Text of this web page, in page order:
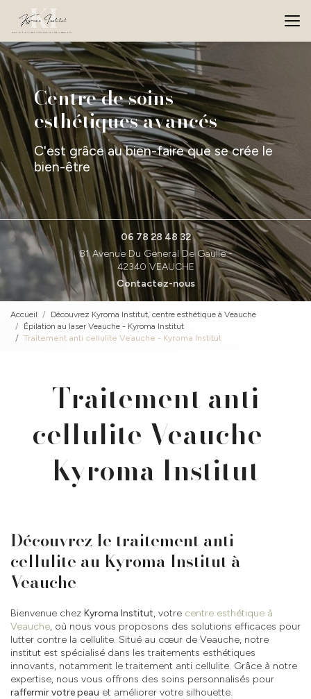
contenu
principal
Centre de soins
esthétiques avancés
C'est grâce au bien-faire que se crée le
bien-être
06 78 28 48 32
81 Avenue Du General De Gaulle -
42340 VEAUCHE
Contactez-nous
Accueil
Découvrez Kyroma Institut, centre esthétique à Veauche
Épilation au laser Veauche - Kyroma Institut
Traitement anti cellulite Veauche - Kyroma Institut
Traitement anti
cellulite Veauche -
Kyroma Institut
Découvrez le traitement anti
cellulite au Kyroma Institut à
Veauche
Bienvenue chez Kyroma Institut, votre centre esthétique à
Veauche, où nous vous proposons des solutions efficaces pour
lutter contre la cellulite. Situé au cœur de Veauche, notre
institut est spécialisé dans les traitements esthétiques
innovants, notamment le traitement anti cellulite. Grâce à notre
expertise, nous vous offrons des soins personnalisés pour
raffermir votre peau et améliorer votre silhouette.